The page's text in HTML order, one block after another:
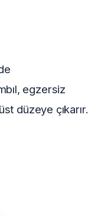
egzersiz
düzeye çıkarır.